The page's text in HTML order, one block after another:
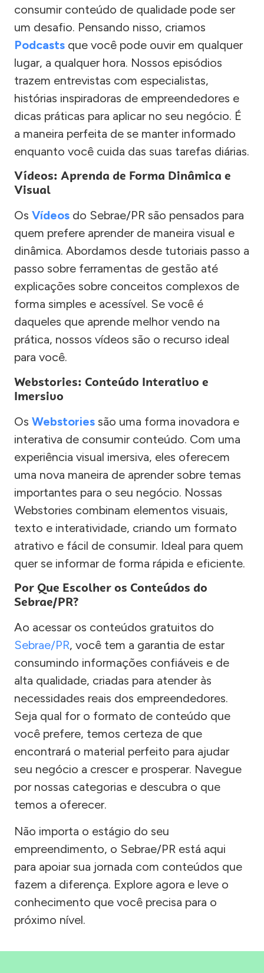
consumir conteúdo de qualidade pode ser
um desafio. Pensando nisso, criamos
Podcasts que você pode ouvir em qualquer
lugar, a qualquer hora. Nossos episódios
trazem entrevistas com especialistas,
histórias inspiradoras de empreendedores e
dicas práticas para aplicar no seu negócio. É
a maneira perfeita de se manter informado
enquanto você cuida das suas tarefas diárias.
Vídeos: Aprenda de Forma Dinâmica e
Visual
Os Vídeos do Sebrae/PR são pensados para
quem prefere aprender de maneira visual e
dinâmica. Abordamos desde tutoriais passo a
passo sobre ferramentas de gestão até
explicações sobre conceitos complexos de
forma simples e acessível. Se você é
daqueles que aprende melhor vendo na
prática, nossos vídeos são o recurso ideal
para você.
Webstories: Conteúdo Interativo e
Imersivo
Os Webstories são uma forma inovadora e
interativa de consumir conteúdo. Com uma
experiência visual imersiva, eles oferecem
uma nova maneira de aprender sobre temas
importantes para o seu negócio. Nossas
Webstories combinam elementos visuais,
texto e interatividade, criando um formato
atrativo e fácil de consumir. Ideal para quem
quer se informar de forma rápida e eficiente.
Por Que Escolher os Conteúdos do
Sebrae/PR?
Ao acessar os conteúdos gratuitos do
Sebrae/PR, você tem a garantia de estar
consumindo informações confiáveis e de
alta qualidade, criadas para atender às
necessidades reais dos empreendedores.
Seja qual for o formato de conteúdo que
você prefere, temos certeza de que
encontrará o material perfeito para ajudar
seu negócio a crescer e prosperar. Navegue
por nossas categorias e descubra o que
temos a oferecer.
Não importa o estágio do seu
empreendimento, o Sebrae/PR está aqui
para apoiar sua jornada com conteúdos que
fazem a diferença. Explore agora e leve o
conhecimento que você precisa para o
próximo nível.